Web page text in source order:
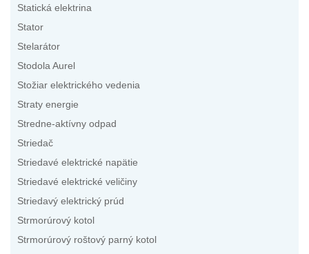
Statická elektrina
Stator
Stelarátor
Stodola Aurel
Stožiar elektrického vedenia
Straty energie
Stredne-aktívny odpad
Striedač
Striedavé elektrické napätie
Striedavé elektrické veličiny
Striedavý elektrický prúd
Strmorúrový kotol
Strmorúrový roštový parný kotol